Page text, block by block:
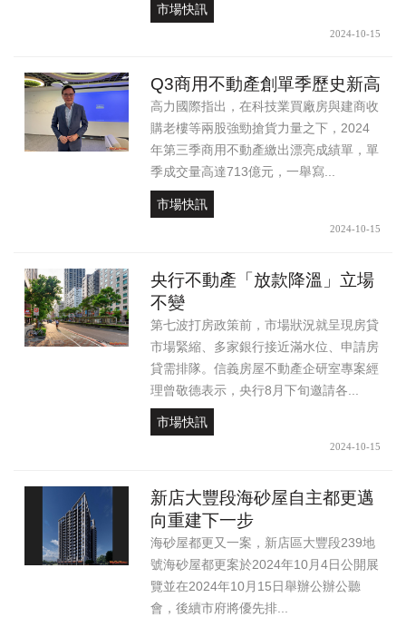
市場快訊
2024-10-15
Q3商用不動產創單季歷史新高
高力國際指出，在科技業買廠房與建商收
購老樓等兩股強勁搶貨力量之下，2024
年第三季商用不動產繳出漂亮成績單，單
季成交量高達713億元，一舉寫...
市場快訊
2024-10-15
央行不動產「放款降溫」立場
不變
第七波打房政策前，市場狀況就呈現房貸
市場緊縮、多家銀行接近滿水位、申請房
貸需排隊。信義房屋不動產企研室專案經
理曾敬德表示，央行8月下旬邀請各...
市場快訊
2024-10-15
新店大豐段海砂屋自主都更邁
向重建下一步
海砂屋都更又一案，新店區大豐段239地
號海砂屋都更案於2024年10月4日公開展
覽並在2024年10月15日舉辦公辦公聽
會，後續市府將優先排...